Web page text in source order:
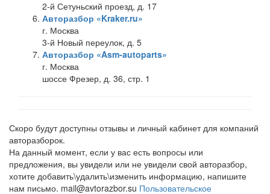
2-й Сетуньский проезд, д. 17
Авторазбор «Kraker.ru»
г. Москва
3-й Новый переулок, д. 5
Авторазбор «Asm-autoparts»
г. Москва
шоссе Фрезер, д. 36, стр. 1
Скоро будут доступны отзывы и личный кабинет для компаний
авторазборок.
На данный момент, если у вас есть вопросы или
предложения, вы увидели или не увидели свой авторазбор,
хотите добавить\удалить\изменить информацию, напишите
нам письмо. mail@avtorazbor.su Пользовательское